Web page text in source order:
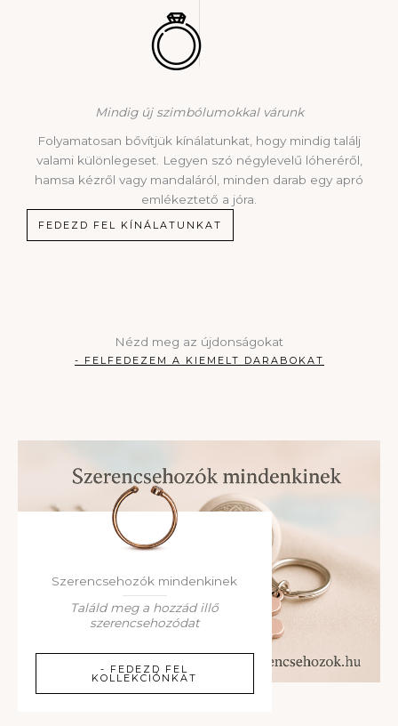
Mindig új szimbólumokkal várunk
Folyamatosan bővítjük kínálatunkat, hogy mindig találj
valami különlegeset. Legyen szó négylevelű lóheréről,
hamsa kézről vagy mandaláról, minden darab egy apró
emlékeztető a jóra.
FEDEZD FEL KÍNÁLATUNKAT
Nézd meg az újdonságokat
- FELFEDEZEM A KIEMELT DARABOKAT
Szerencsehozók mindenkinek
Találd meg a hozzád illő
szerencsehozódat
- FEDEZD FEL
KOLLEKCIÓNKAT